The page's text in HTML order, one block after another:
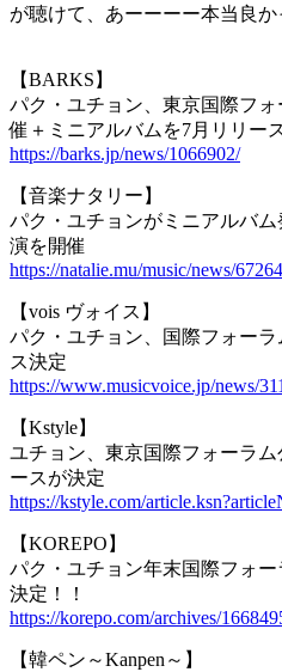
が聴けて、あーーーー本当良か
【BARKS】
パク・ユチョン、東京国際フ
催＋ミニアルバムを7月リリー
https://barks.jp/news/1066902/
【音楽ナタリー】
パク・ユチョンがミニアルバ
演を開催
https://natalie.mu/music/news/
【vois ヴォイス】
パク・ユチョン、国際フォー
ス決定
https://www.musicvoice.jp/news/
【Kstyle】
ユチョン、東京国際フォーラ
ースが決定
https://kstyle.com/
【KOREPO】
パク・ユチョン年末国際フォ
決定！！
https://korepo.com/archives/
【韓ペン～Kanpen～】